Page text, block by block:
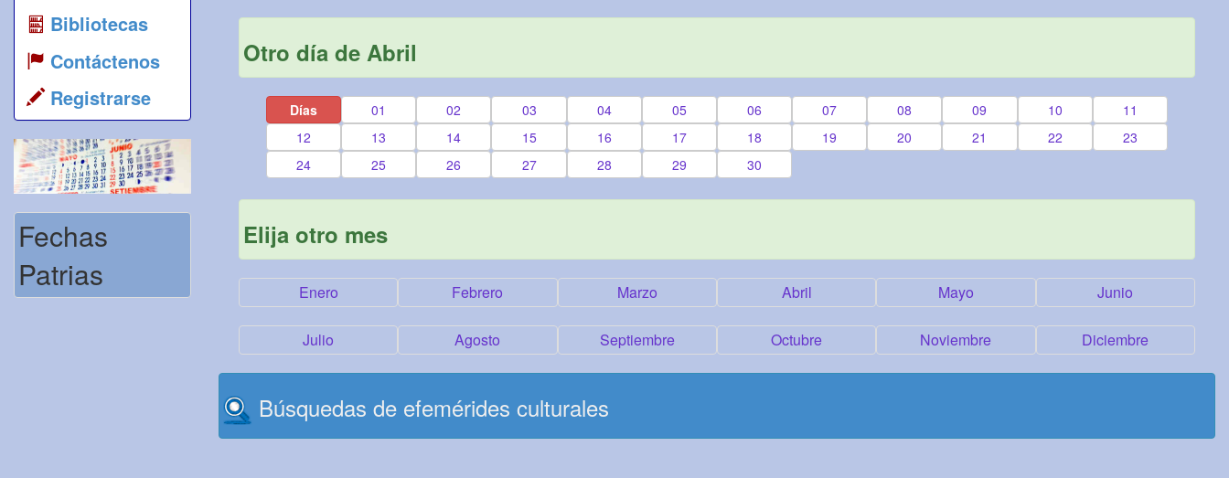
Bibliotecas
Contáctenos
Registrarse
Fechas
Patrias
Otro día de Abril
Días 01 02 03 04 05 06 07 08 09 10
11
12
13 14 15 16 17 18 19 20 21 22
23
24
25 26 27 28 29 30
Elija otro mes
Enero Febrero Marzo Abril Mayo Junio
Julio Agosto Septiembre Octubre Noviembre Diciembre
Búsquedas de efemérides culturales